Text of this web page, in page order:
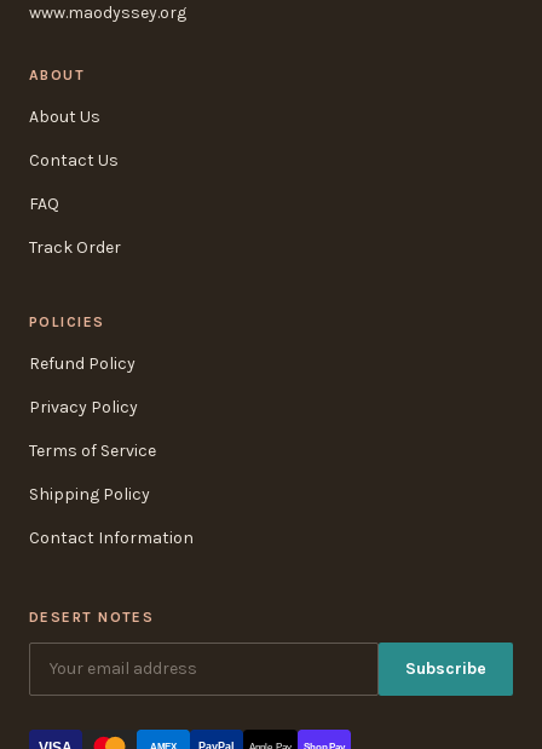
www.maodyssey.org
ABOUT
About Us
Contact Us
FAQ
Track Order
POLICIES
Refund Policy
Privacy Policy
Terms of Service
Shipping Policy
Contact Information
DESERT NOTES
Subscribe